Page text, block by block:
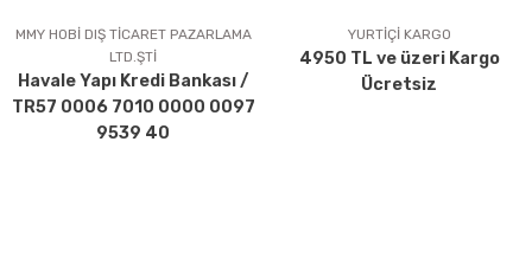
MMY HOBİ DIŞ TİCARET PAZARLAMA
LTD.ŞTİ
Havale Yapı Kredi Bankası /
TR57 0006 7010 0000 0097
9539 40
YURTİÇİ KARGO
4950 TL ve üzeri Kargo
Ücretsiz